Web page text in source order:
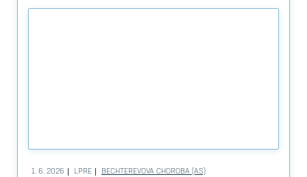
1. 6. 2026 LPRE BECHTEREVOVA CHOROBA (AS)